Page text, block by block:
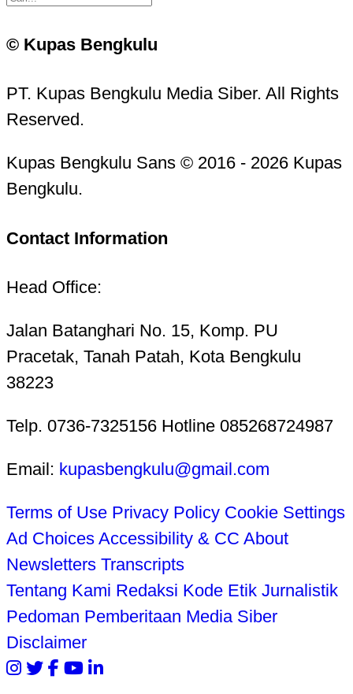
© Kupas Bengkulu
PT. Kupas Bengkulu Media Siber. All Rights
Reserved.
Kupas Bengkulu Sans © 2016 - 2026 Kupas
Bengkulu.
Contact Information
Head Office:
Jalan Batanghari No. 15, Komp. PU
Pracetak, Tanah Patah, Kota Bengkulu
38223
Telp. 0736-7325156 Hotline 085268724987
Email: kupasbengkulu@gmail.com
Terms of Use Privacy Policy Cookie Settings
Ad Choices Accessibility & CC About
Newsletters Transcripts
Tentang Kami Redaksi Kode Etik Jurnalistik
Pedoman Pemberitaan Media Siber
Disclaimer